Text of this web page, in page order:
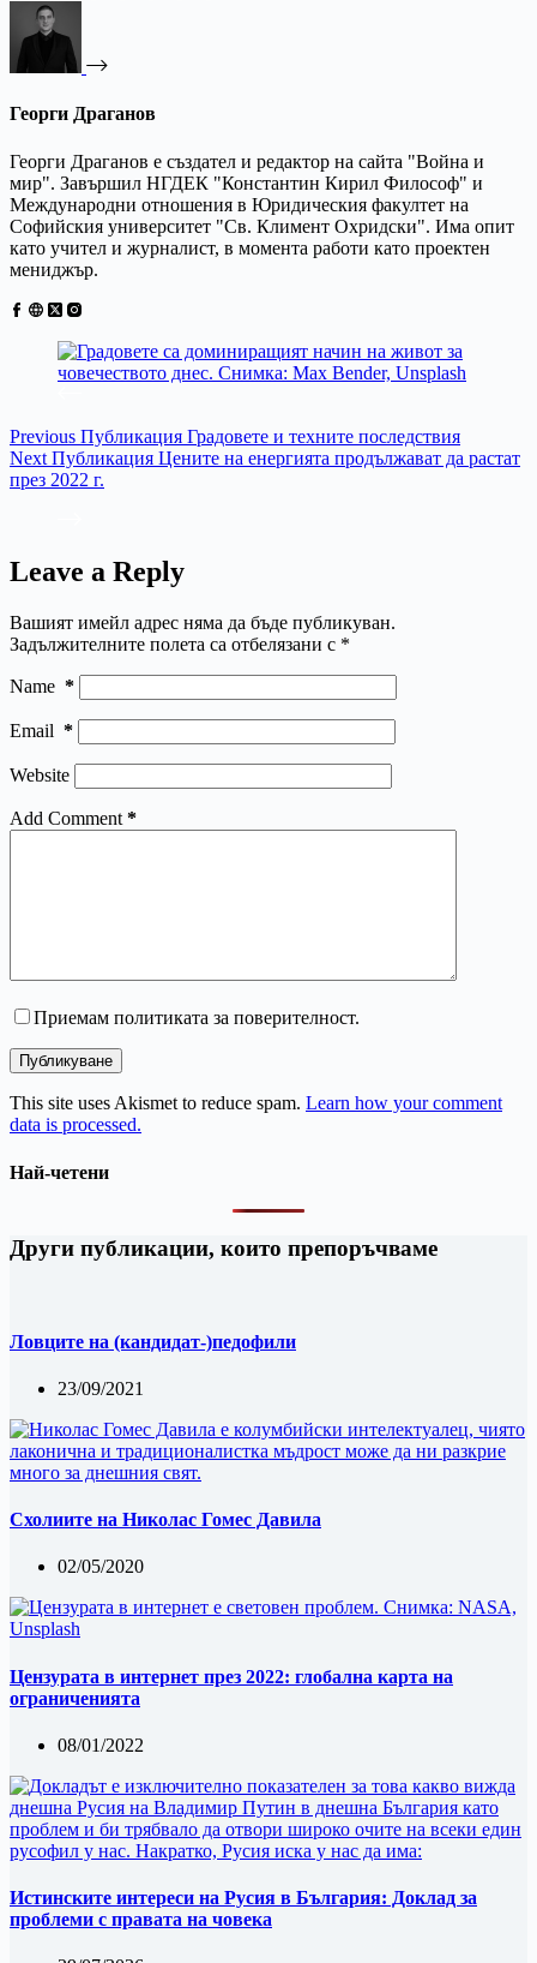
Георги Драганов
Георги Драганов е създател и редактор на сайта "Война и
мир". Завършил НГДЕК "Константин Кирил Философ" и
Международни отношения в Юридическия факултет на
Софийския университет "Св. Климент Охридски". Има опит
като учител и журналист, в момента работи като проектен
мениджър.
Previous Публикация Градовете и техните последствия
Next Публикация Цените на енергията продължават да растат
през 2022 г.
Leave a Reply
Вашият имейл адрес няма да бъде публикуван.
Задължителните полета са отбелязани с *
Name *
Email *
Website
Add Comment *
Приемам политиката за поверителност.
Публикуване
This site uses Akismet to reduce spam. Learn how your comment
data is processed.
Най-четени
Други публикации, които препоръчваме
Ловците на (кандидат-)педофили
23/09/2021
Схолиите на Николас Гомес Давила
02/05/2020
Цензурата в интернет през 2022: глобална карта на
ограниченията
08/01/2022
Истинските интереси на Русия в България: Доклад за
проблеми с правата на човека